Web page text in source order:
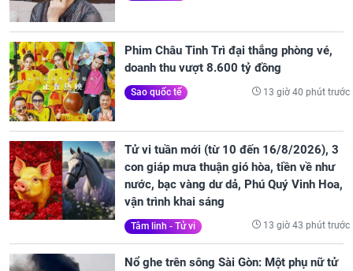
Phim Châu Tinh Trì đại thắng phòng vé,
doanh thu vượt 8.600 tỷ đồng
Sao quốc tế 13 giờ 40 phút trước
Tử vi tuần mới (từ 10 đến 16/8/2026), 3
con giáp mưa thuận gió hòa, tiền về như
nước, bạc vàng dư dả, Phú Quý Vinh Hoa,
vận trình khai sáng
Tâm linh - Tử vi 13 giờ 43 phút trước
Nổ ghe trên sông Sài Gòn: Một phụ nữ tử